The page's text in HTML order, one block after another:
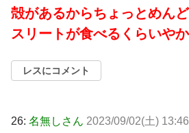
殻があるからちょっとめん
スリートが食べるくらいや
レスにコメント
26: 名無しさん 2023/09/02(土)